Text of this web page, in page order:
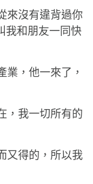
來沒有違背過你
我和朋友一同快
業，他一來了，
，我一切所有的
又得的，所以我